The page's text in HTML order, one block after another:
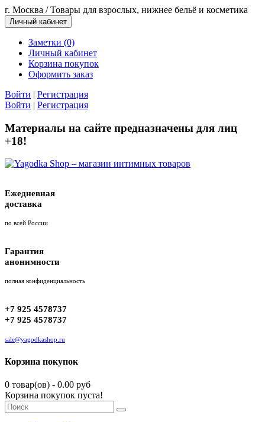
г. Москва / Товары для взрослых, нижнее бельё и косметика
Личный кабинет
Заметки (0)
Личный кабинет
Корзина покупок
Оформить заказ
Войти | Регистрация
Войти | Регистрация
Материалы на сайте предназначены для лиц
+18!
Ежедневная
доставка
по всей России
Гарантия
анонимности
полная конфиденциальность
+7 925 4578737
+7 925 4578737
sale@yagodkashop.ru
Корзина покупок
0 товар(ов) - 0.00 руб
Корзина покупок пуста!